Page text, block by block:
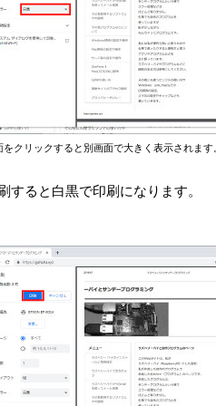
をクリックすると別画面で大きく表示されます
すると白黒で印刷になります。